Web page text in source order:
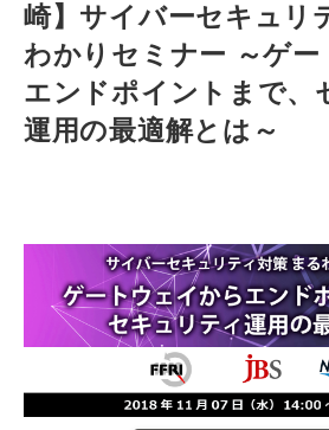
崎】サイバーセキュリ
わかりセミナー ～ゲー
エンドポイントまで、
運用の最適解とは～